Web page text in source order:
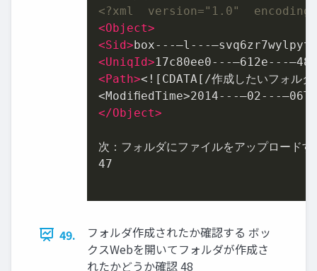
<?xml  version="1.0"
<Object>
<Sid>box-‐‑‒l-
<UniqId>17c80ee0-‐‑‒612e-
<Path><![CDATA[/作成したいフォル
</Object>
次：フォルダにファイルをアップロードす
47
49.
フォルダ作成されたか確認する ボッ
クスWebを開いてフォルダが作成さ
れたかどうか確認 48